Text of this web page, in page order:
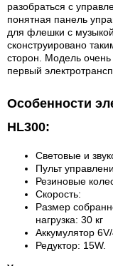
разобраться с
понятная панель
для флешки с
сконструировано
сторон. Модель очень
первый
Особенности
HL300:
Световые и
Пульт
Резиновые
Скорость:
Размер
нагрузка: 30 кг
Аккумулятор
Редуктор: 15W.